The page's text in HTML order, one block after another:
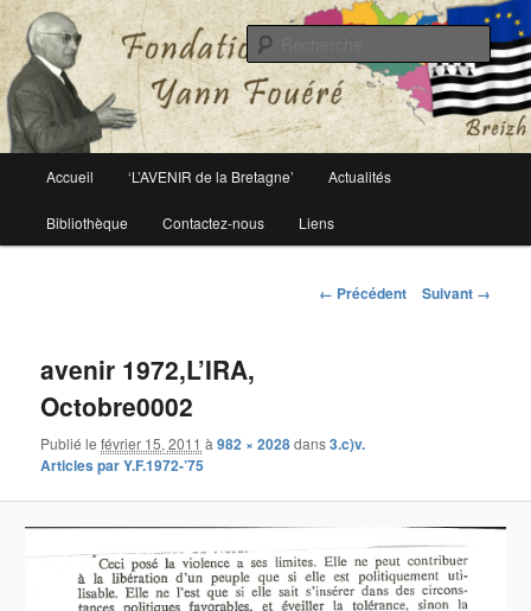
Fondation Yann Fouéré
Le site officiel de la fondation Yann Fouéré
principal
Aller
au
Accueil ‘L’AVENIR de la Bretagne’ Actualités
Bibliothèque Contactez-nous Liens
Navigation
← Précédent Suivant →
avenir 1972,L’IRA,
Octobre0002
Publié lefévrier 15, 2011 à982 × 2028dans3.c)v.
Articles par Y.F.1972-’75